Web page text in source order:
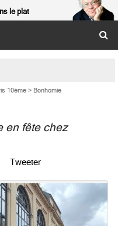
le plat
10ème > Bonhomie
en fête chez
Tweeter